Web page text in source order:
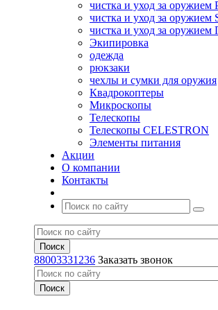
чистка и уход за оружием
чистка и уход за оружием
чистка и уход за
Экипировка
одежда
рюкзаки
чехлы и сумки для оружия
Квадрокоптеры
Микроскопы
Телескопы
Телескопы CELESTRON
Элементы питания
Акции
О компании
Контакты
88003331236 Заказать звонок